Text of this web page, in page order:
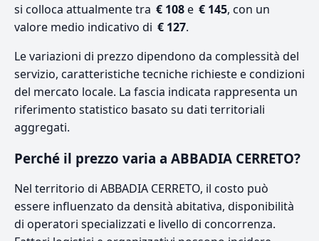
si colloca attualmente tra € 108e € 145, con un
valore medio indicativo di € 127.
Le variazioni di prezzo dipendono da complessità del
servizio, caratteristiche tecniche richieste e condizioni
del mercato locale. La fascia indicata rappresenta un
riferimento statistico basato su dati territoriali
aggregati.
Perché il prezzo varia a ABBADIA CERRETO?
Nel territorio di ABBADIA CERRETO, il costo può
essere influenzato da densità abitativa, disponibilità
di operatori specializzati e livello di concorrenza.